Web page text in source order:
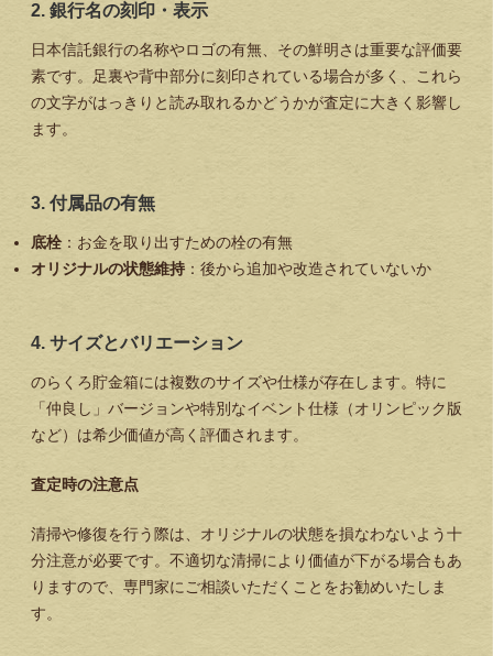
2. 銀行名の刻印・表示
日本信託銀行の名称やロゴの有無、その鮮明さは重要な評価要
素です。足裏や背中部分に刻印されている場合が多く、これら
の文字がはっきりと読み取れるかどうかが査定に大きく影響し
ます。
3. 付属品の有無
底栓 ：お金を取り出すための栓の有無
オリジナルの状態維持 ：後から追加や改造されていないか
4. サイズとバリエーション
のらくろ貯金箱には複数のサイズや仕様が存在します。特に
「仲良し」バージョンや特別なイベント仕様（オリンピック版
など）は希少価値が高く評価されます。
査定時の注意点
清掃や修復を行う際は、オリジナルの状態を損なわないよう十
分注意が必要です。不適切な清掃により価値が下がる場合もあ
りますので、専門家にご相談いただくことをお勧めいたしま
す。